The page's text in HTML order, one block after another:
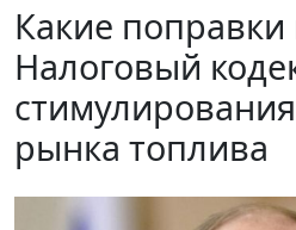
Какие
Налоговый
рынка топлива